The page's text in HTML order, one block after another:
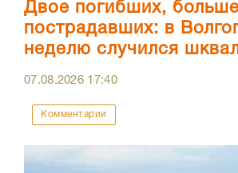
Двое погибших,
пострадавших: в
неделю случился
07.08.2026 17:40
Комментарии